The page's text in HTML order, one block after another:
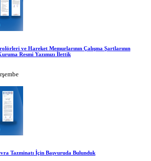
ve Hareket Memurlarının Çalışma Şartlarının
Resmi Yazımızı İlettik
Tazminatı İçin Başvuruda Bulunduk